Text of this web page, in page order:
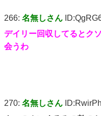
266: 名無しさん
デイリー回収してるとク
会うわ
270: 名無しさん